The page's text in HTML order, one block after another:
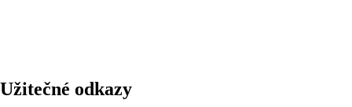
Užitečné odkazy